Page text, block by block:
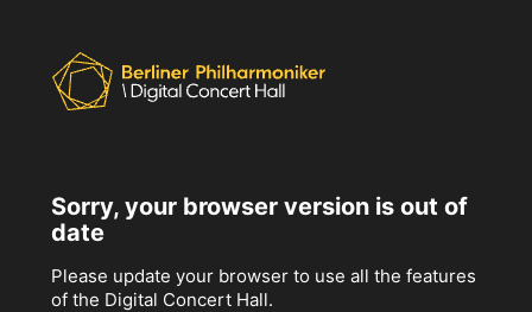
Sorry, your browser version is out of
date
Please update your browser to use all the features
of the Digital Concert Hall.